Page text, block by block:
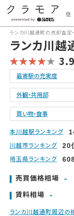
住
ランカ川越通町の売却査定
ランカ川越
3.9
最寄駅の充実度
外観・共用部
買い物・食事
本川越駅ランキング
川越市ランキング
20
埼玉県ランキング
売買価格相場 -
賃料相場 -
ランカ川越通町周辺の